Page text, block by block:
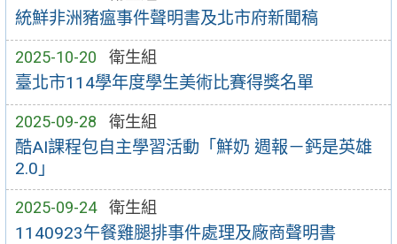
統鮮非洲豬瘟事件聲明書及北市府新聞稿
2025-10-20 衛生組
臺北市114學年度學生美術比賽得獎名單
2025-09-28 衛生組
酷AI課程包自主學習活動「鮮奶 週報－鈣是英雄
2.0」
2025-09-24 衛生組
1140923午餐雞腿排事件處理及廠商聲明書